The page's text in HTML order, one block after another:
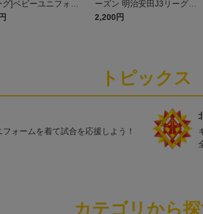
]ベビーユニフォー
ット(GK1stデザイ
ーズン 明治安田J3リーグ」
ユニフォームベア
2,200円
トピックス
ォームを着て試合を応援しよう！
カテゴリから